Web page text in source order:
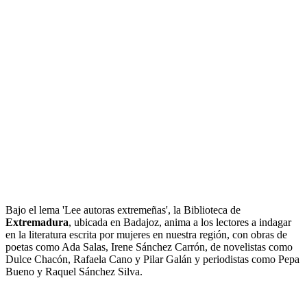
Bajo el lema 'Lee autoras extremeñas', la Biblioteca de
Extremadura, ubicada en Badajoz, anima a los lectores a indagar
en la literatura escrita por mujeres en nuestra región, con obras de
poetas como Ada Salas, Irene Sánchez Carrón, de novelistas como
Dulce Chacón, Rafaela Cano y Pilar Galán y periodistas como Pepa
Bueno y Raquel Sánchez Silva.